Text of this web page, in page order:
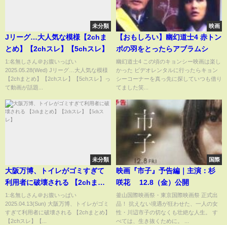
未分類
Jリーグ…大人気な模様【2chま
とめ】【2chスレ】【5chスレ】
1:名無しさん＠お腹いっぱい
2025.05.28(Wed) Jリーグ…大人気な模様
【2chまとめ】【2chスレ】【5chスレ】っ
て動画が話題...
映画
【おもしろい】幽幻道士4 赤トン
ボの羽をとったらアブラムシ
幽幻道士4 この頃のキョンシー映画は楽し
かった ビデオレンタルに行ったらキョン
シーコーナーを真っ先に探していつも借り
てました笑...
未分類
大阪万博、トイレがゴミすぎて
利用者に破壊される 【2chまと
め】【2chスレ】【5chスレ】
1:名無しさん＠お腹いっぱい
2025.04.13(Sun) 大阪万博、トイレがゴミ
すぎて利用者に破壊される 【2chまとめ】
【2chスレ】【...
国際
映画『市子』予告編｜主演：杉
咲花 12.8（金）公開
釜山国際映画祭・東京国際映画祭 正式出
品！ 抗えない境遇が狂わせた、一人の女
性・川辺市子の切なくも壮絶な人生。 す
べては、生き抜くために。 ...